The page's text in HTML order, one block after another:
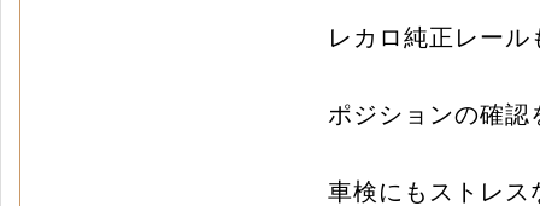
レカロ純正レー
ポジションの確
車検にもストレス